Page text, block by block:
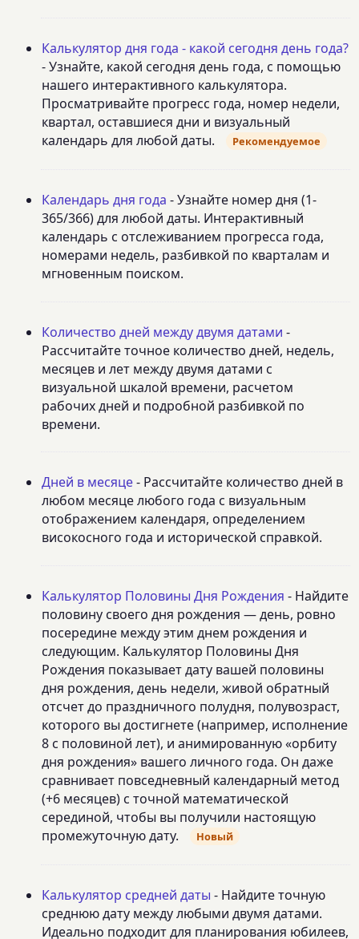
Калькулятор дня года - какой сегодня день года?
- Узнайте, какой сегодня день года, с помощью
нашего интерактивного калькулятора.
Просматривайте прогресс года, номер недели,
квартал, оставшиеся дни и визуальный
календарь для любой даты.
Рекомендуемое
Календарь дня года - Узнайте номер дня (1-
365/366) для любой даты. Интерактивный
календарь с отслеживанием прогресса года,
номерами недель, разбивкой по кварталам и
мгновенным поиском.
Количество дней между двумя датами -
Рассчитайте точное количество дней, недель,
месяцев и лет между двумя датами с
визуальной шкалой времени, расчетом
рабочих дней и подробной разбивкой по
времени.
Дней в месяце- Рассчитайте количество дней в
любом месяце любого года с визуальным
отображением календаря, определением
високосного года и исторической справкой.
Калькулятор Половины Дня Рождения - Найдите
половину своего дня рождения — день, ровно
посередине между этим днем рождения и
следующим. Калькулятор Половины Дня
Рождения показывает дату вашей половины
дня рождения, день недели, живой обратный
отсчет до праздничного полудня, полувозраст,
которого вы достигнете (например, исполнение
8 с половиной лет), и анимированную «орбиту
дня рождения» вашего личного года. Он даже
сравнивает повседневный календарный метод
(+6 месяцев) с точной математической
серединой, чтобы вы получили настоящую
промежуточную дату.
Новый
Калькулятор средней даты - Найдите точную
среднюю дату между любыми двумя датами.
Идеально подходит для планирования юбилеев,